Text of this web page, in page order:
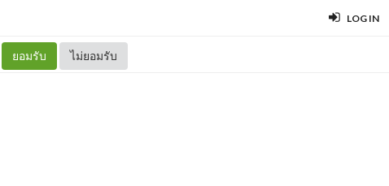
LOG IN
ยอมรับ ไม่ยอมรับ